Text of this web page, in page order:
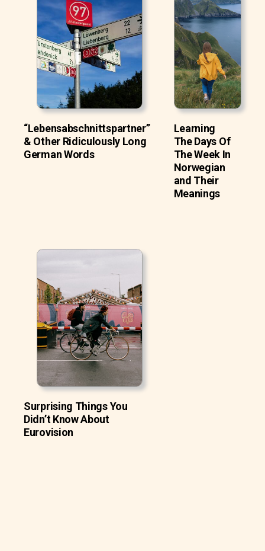
“Lebensabschnittspartner”
& Other Ridiculously Long
German Words
Learning
The Days Of
The Week In
Norwegian
and Their
Meanings
Surprising Things You
Didn’t Know About
Eurovision